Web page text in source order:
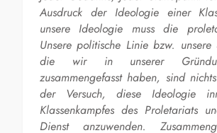
Ausdruck der Ideologie einer
unsere Ideologie muss die
Unsere politische Linie bzw. unsere
die wir in unserer
zusammengefasst haben, sind
der Versuch, diese Ideologie
Klassenkampfes des Proletariats
Dienst anzuwenden.